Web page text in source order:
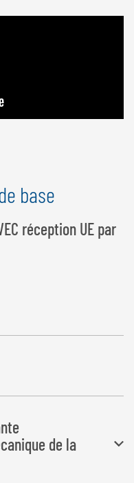
base
réception UE par
de la